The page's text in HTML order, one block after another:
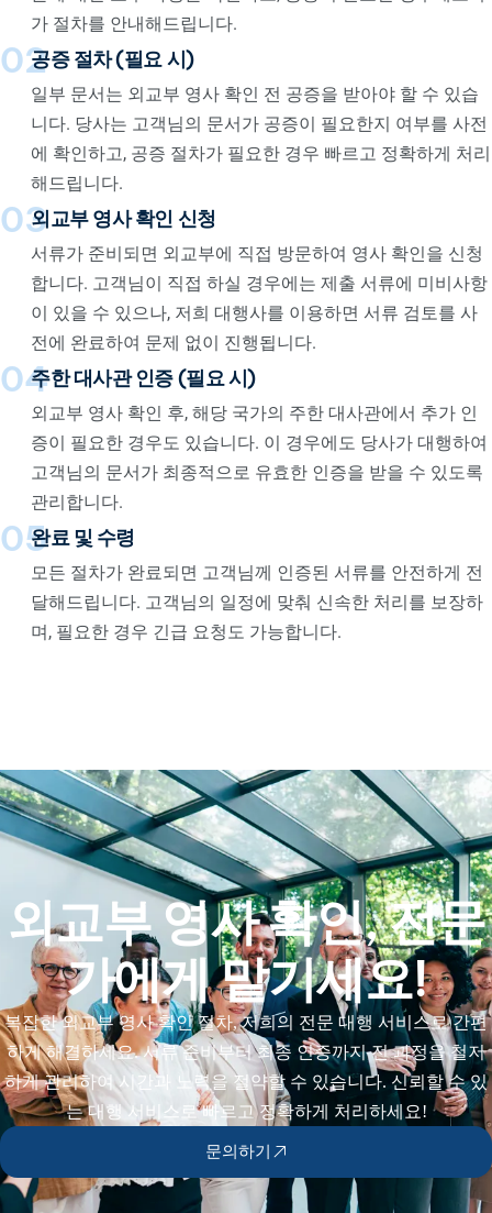
가 절차를 안내해드립니다.
02공증 절차 (필요 시)
일부 문서는 외교부 영사 확인 전 공증을 받아야 할 수 있습
니다. 당사는 고객님의 문서가 공증이 필요한지 여부를 사전
에 확인하고, 공증 절차가 필요한 경우 빠르고 정확하게 처리
해드립니다.
03외교부 영사 확인 신청
서류가 준비되면 외교부에 직접 방문하여 영사 확인을 신청
합니다. 고객님이 직접 하실 경우에는 제출 서류에 미비사항
이 있을 수 있으나, 저희 대행사를 이용하면 서류 검토를 사
전에 완료하여 문제 없이 진행됩니다.
04주한 대사관 인증 (필요 시)
외교부 영사 확인 후, 해당 국가의 주한 대사관에서 추가 인
증이 필요한 경우도 있습니다. 이 경우에도 당사가 대행하여
고객님의 문서가 최종적으로 유효한 인증을 받을 수 있도록
관리합니다.
05완료 및 수령
모든 절차가 완료되면 고객님께 인증된 서류를 안전하게 전
달해드립니다. 고객님의 일정에 맞춰 신속한 처리를 보장하
며, 필요한 경우 긴급 요청도 가능합니다.
외교부 영사 확인, 전문
가에게 맡기세요!
복잡한 외교부 영사 확인 절차, 저희의 전문 대행 서비스로 간편
하게 해결하세요. 서류 준비부터 최종 인증까지 전 과정을 철저
하게 관리하여 시간과 노력을 절약할 수 있습니다. 신뢰할 수 있
는 대행 서비스로 빠르고 정확하게 처리하세요!
문의하기